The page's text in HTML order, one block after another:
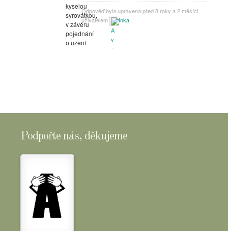
kyselou
syrovátkou,
v závěru
pojednání
o uzení
Odpověď byla upravena před 8 roky a 2 měsíci
uživatelem
Inka
Podpořte nás, děkujeme